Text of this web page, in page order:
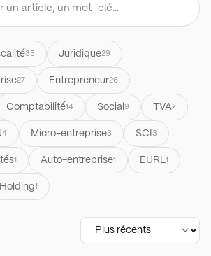
35 Juridique29
27 Entrepreneur26
Comptabilité14 Social 9 TVA7
4 Micro-entreprise3 SCI 3
1 Auto-entreprise1 EURL1
Holding1